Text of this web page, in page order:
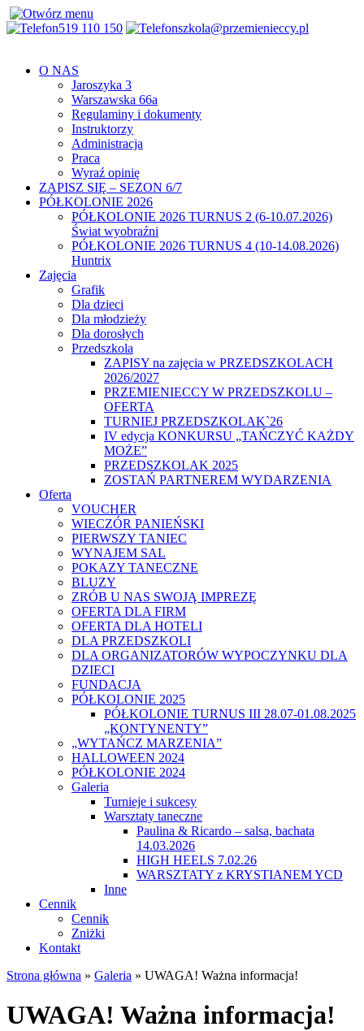
519 110 150 szkola@przemienieccy.pl
O NAS
Jaroszyka 3
Warszawska 66a
Regulaminy i dokumenty
Instruktorzy
Administracja
Praca
Wyraź opinię
ZAPISZ SIĘ – SEZON 6/7
PÓŁKOLONIE 2026
PÓŁKOLONIE 2026 TURNUS 2 (6-10.07.2026)
Świat wyobraźni
PÓŁKOLONIE 2026 TURNUS 4 (10-14.08.2026)
Huntrix
Zajęcia
Grafik
Dla dzieci
Dla młodzieży
Dla dorosłych
Przedszkola
ZAPISY na zajęcia w PRZEDSZKOLACH
2026/2027
PRZEMIENIECCY W PRZEDSZKOLU –
OFERTA
TURNIEJ PRZEDSZKOLAK`26
IV edycja KONKURSU „TAŃCZYĆ KAŻDY
MOŻE”
PRZEDSZKOLAK 2025
ZOSTAŃ PARTNEREM WYDARZENIA
Oferta
VOUCHER
WIECZÓR PANIEŃSKI
PIERWSZY TANIEC
WYNAJEM SAL
POKAZY TANECZNE
BLUZY
ZRÓB U NAS SWOJĄ IMPREZĘ
OFERTA DLA FIRM
OFERTA DLA HOTELI
DLA PRZEDSZKOLI
DLA ORGANIZATORÓW WYPOCZYNKU DLA
DZIECI
FUNDACJA
PÓŁKOLONIE 2025
PÓŁKOLONIE TURNUS III 28.07-01.08.2025
„KONTYNENTY”
„WYTAŃCZ MARZENIA”
HALLOWEEN 2024
PÓŁKOLONIE 2024
Galeria
Turnieje i sukcesy
Warsztaty taneczne
Paulina & Ricardo – salsa, bachata
14.03.2026
HIGH HEELS 7.02.26
WARSZTATY z KRYSTIANEM YCD
Inne
Cennik
Cennik
Zniżki
Kontakt
Strona główna » Galeria » UWAGA! Ważna informacja!
UWAGA! Ważna informacja!